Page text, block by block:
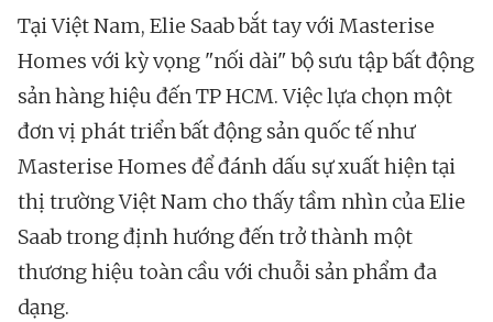
Tại Việt Nam, Elie Saab bắt tay với Masterise
Homes với kỳ vọng "nối dài" bộ sưu tập bất động
sản hàng hiệu đến TP HCM. Việc lựa chọn một
đơn vị phát triển bất động sản quốc tế như
Masterise Homes để đánh dấu sự xuất hiện tại
thị trường Việt Nam cho thấy tầm nhìn của Elie
Saab trong định hướng đến trở thành một
thương hiệu toàn cầu với chuỗi sản phẩm đa
dạng.